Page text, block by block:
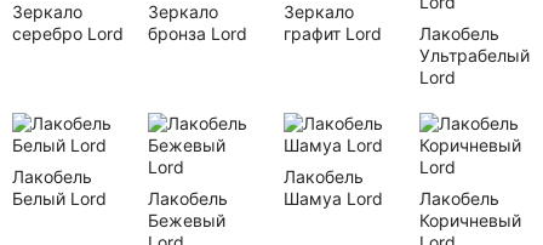
Зеркало
серебро Lord
Зеркало
бронза Lord
Зеркало
графит Lord
Лакобель
Ультрабелый
Lord
Лакобель
Белый Lord
Лакобель
Бежевый
Лакобель
Шамуа Lord
Лакобель
Коричневый